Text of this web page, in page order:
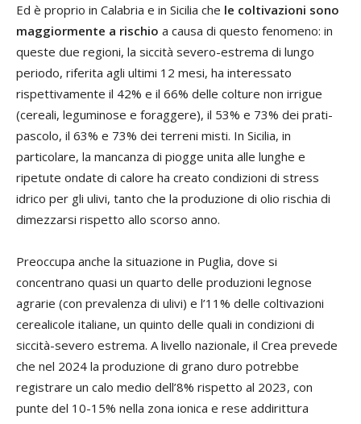
Ed è proprio in Calabria e in Sicilia che le coltivazioni sono
maggiormente a rischio a causa di questo fenomeno: in
queste due regioni, la siccità severo-estrema di lungo
periodo, riferita agli ultimi 12 mesi, ha interessato
rispettivamente il 42% e il 66% delle colture non irrigue
(cereali, leguminose e foraggere), il 53% e 73% dei prati-
pascolo, il 63% e 73% dei terreni misti. In Sicilia, in
particolare, la mancanza di piogge unita alle lunghe e
ripetute ondate di calore ha creato condizioni di stress
idrico per gli ulivi, tanto che la produzione di olio rischia di
dimezzarsi rispetto allo scorso anno.
Preoccupa anche la situazione in Puglia, dove si
concentrano quasi un quarto delle produzioni legnose
agrarie (con prevalenza di ulivi) e l’11% delle coltivazioni
cerealicole italiane, un quinto delle quali in condizioni di
siccità-severo estrema. A livello nazionale, il Crea prevede
che nel 2024 la produzione di grano duro potrebbe
registrare un calo medio dell’8% rispetto al 2023, con
punte del 10-15% nella zona ionica e rese addirittura